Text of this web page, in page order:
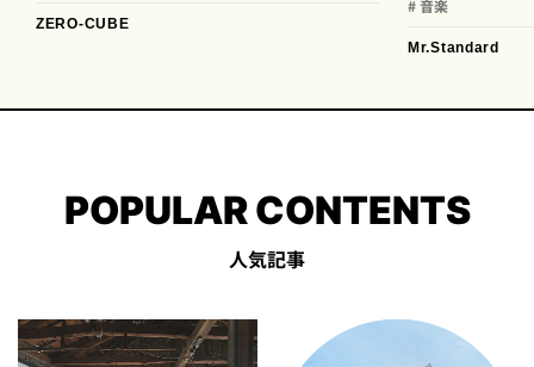
ZERO-CUBE
# 音楽
Mr.Standard
POPULAR CONTENTS
人気記事